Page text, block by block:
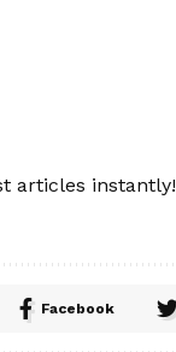
articles instantly!
Facebook